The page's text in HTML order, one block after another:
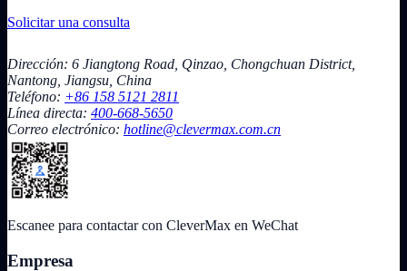
Solicitar una consulta
Dirección: 6 Jiangtong Road, Qinzao, Chongchuan District,
Nantong, Jiangsu, China
Teléfono: +86 158 5121 2811
Línea directa: 400-668-5650
Correo electrónico: hotline@clevermax.com.cn
Escanee para contactar con CleverMax en WeChat
Empresa